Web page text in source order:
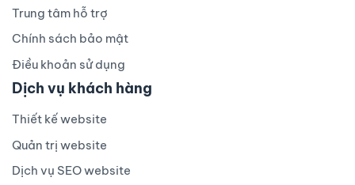
Trung tâm hỗ trợ
Chính sách bảo mật
Điều khoản sử dụng
Dịch vụ khách hàng
Thiết kế website
Quản trị website
Dịch vụ SEO website